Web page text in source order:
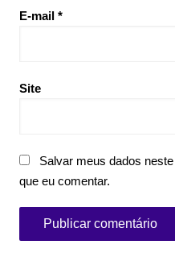
E-mail *
Site
Salvar meus dados
que eu comentar.